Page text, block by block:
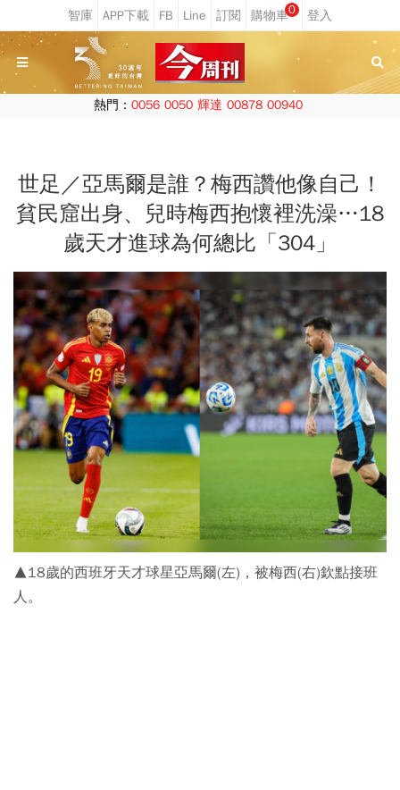
0
熱門： 0056 0050 輝達 00878 00940
世足／亞馬爾是誰？梅西讚他像自己！
貧民窟出身、兒時梅西抱懷裡洗澡…18
歲天才進球為何總比「304」
▲18歲的西班牙天才球星亞馬爾(左)，被梅西(右)欽點接班
人。